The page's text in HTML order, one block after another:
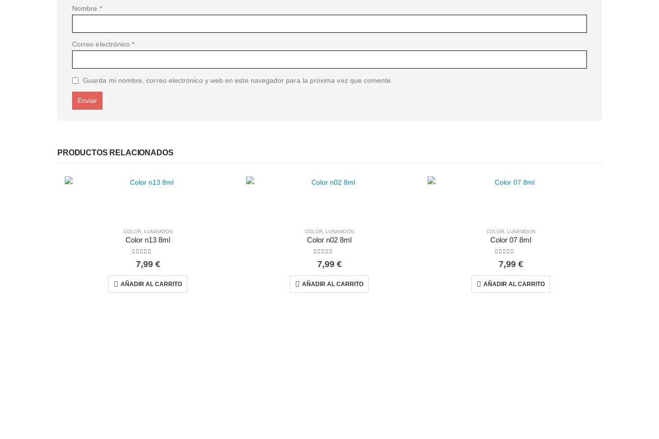
Nombre *
Correo electrónico*
Guarda mi nombre, correo electrónico y web en este navegador para la próxima vez que comente.
PRODUCTOS RELACIONADOS
COLOR, LUNAMOON
Color n13 8ml
7,99 €
AÑADIR AL CARRITO
COLOR, LUNAMOON
Color n02 8ml
7,99 €
AÑADIR AL CARRITO
COLOR, LUNAMOON
Color 07 8ml
7,99 €
AÑADIR AL CARRITO